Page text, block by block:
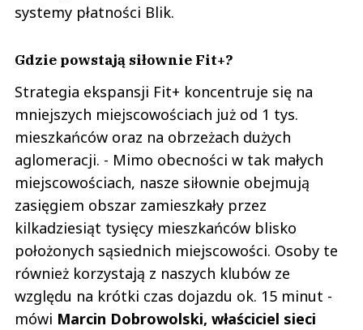
systemy płatności Blik.
Gdzie powstają siłownie Fit+?
Strategia ekspansji Fit+ koncentruje się na
mniejszych miejscowościach już od 1 tys.
mieszkańców oraz na obrzeżach dużych
aglomeracji. - Mimo obecności w tak małych
miejscowościach, nasze siłownie obejmują
zasięgiem obszar zamieszkały przez
kilkadziesiąt tysięcy mieszkańców blisko
położonych sąsiednich miejscowości. Osoby te
również korzystają z naszych klubów ze
względu na krótki czas dojazdu ok. 15 minut -
mówi Marcin Dobrowolski, właściciel sieci